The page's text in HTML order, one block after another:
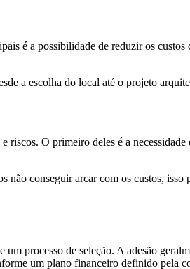
é a possibilidade de reduzir os
a escolha do local até o projeto
riscos. O primeiro deles é a
conseguir arcar com os custos,
processo de seleção. A adesão
um plano financeiro definido pela